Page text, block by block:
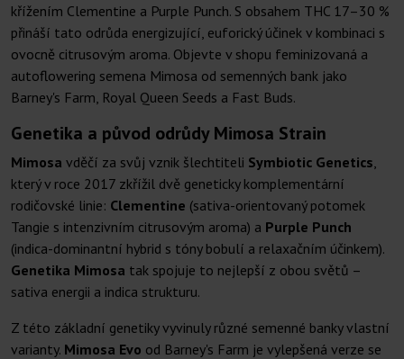
křížením Clementine a Purple Punch. S obsahem THC 17–30 %
přináší tato odrůda energizující, euforický účinek v kombinaci s
ovocně citrusovým aroma. Objevte v shopu feminizovaná a
autoflowering semena Mimosa od semenných bank jako
Barney's Farm, Royal Queen Seeds a Fast Buds.
Genetika a původ odrůdy Mimosa Strain
Mimosa vděčí za svůj vznik šlechtiteli Symbiotic Genetics
který v roce 2017 zkřížil dvě geneticky komplementární
rodičovské linie: Clementine (sativa-orientovaný potomek
Tangie s intenzivním citrusovým aroma) a Purple Punch
(indica-dominantní hybrid s tóny bobulí a relaxačním účinkem).
Genetika Mimosa tak spojuje to nejlepší z obou světů –
sativa energii a indica strukturu.
Z této základní genetiky vyvinuly různé semenné banky vlastní
varianty. Mimosa Evo od Barney's Farm je vylepšená verze se